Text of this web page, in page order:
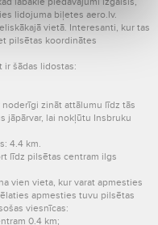
lidojuma biļetes aero.lv.
vietā. Interesanti, kur tas
pilsētas koordinātes
ir šādas lidostas:
zināt attālumu līdz tās
jāpārvar, lai nokļūtu Insbruku
4.4 km.
līdz pilsētas centram ilgs
vien vieta, kur varat apmesties
apmesties tuvu pilsētas
viesnīcas:
0.4 km;